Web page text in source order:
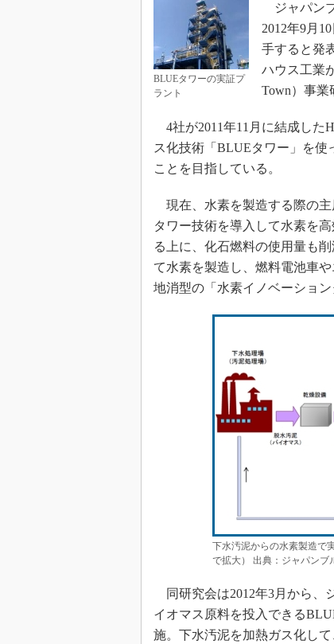
BLUEタワーの実証プ
ラント
ジャパン
2012年9月
手すると発
ハウス工業
Town）事業
4社が2011年11月に結成した
ス化技術「BLUEタワー」を使
ことを目指している。
現在、水素を製造する際の主
タワー技術を導入して水素を
る上に、化石燃料の使用量も
て水素を製造し、燃料電池車
地消型の「水素イノベーショ
下水汚泥からの水素製造で
で拡大） 出典：ジャパンブ
同研究会は2012年3月から、
イオマス原料を投入できる
施。下水汚泥を加熱ガス化し